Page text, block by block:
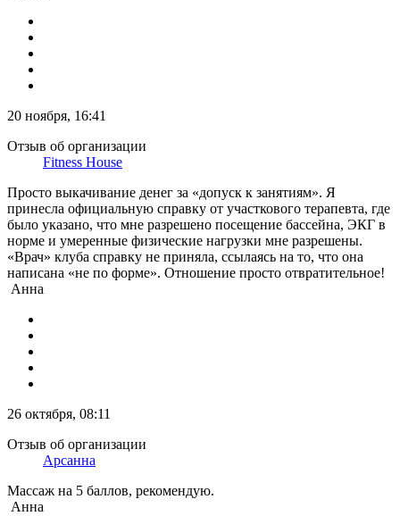
20 ноября, 16:41
Отзыв об организации
Fitness House
Просто выкачивание денег за «допуск к занятиям». Я
принесла официальную справку от участкового терапевта, где
было указано, что мне разрешено посещение бассейна, ЭКГ в
норме и умеренные физические нагрузки мне разрешены.
«Врач» клуба справку не приняла, ссылаясь на то, что она
написана «не по форме». Отношение просто отвратительное!
Анна
26 октября, 08:11
Отзыв об организации
Арсанна
Массаж на 5 баллов, рекомендую.
Анна